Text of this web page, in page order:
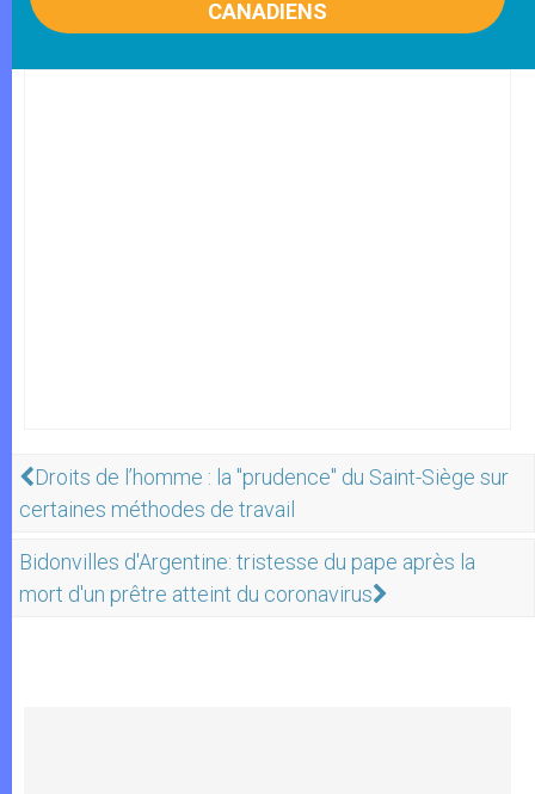
CANADIENS
Droits de l’homme : la "prudence" du Saint-Siège sur
certaines méthodes de travail
Bidonvilles d'Argentine: tristesse du pape après la
mort d'un prêtre atteint du coronavirus